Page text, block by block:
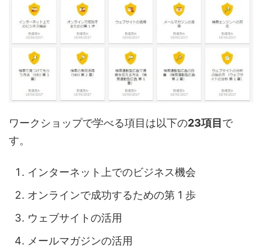
ワークショップで学べる項目は以下の23項目 で
す。
インターネット上でのビジネス機会
オンラインで成功するための第 1 歩
ウェブサイトの活用
メールマガジンの活用